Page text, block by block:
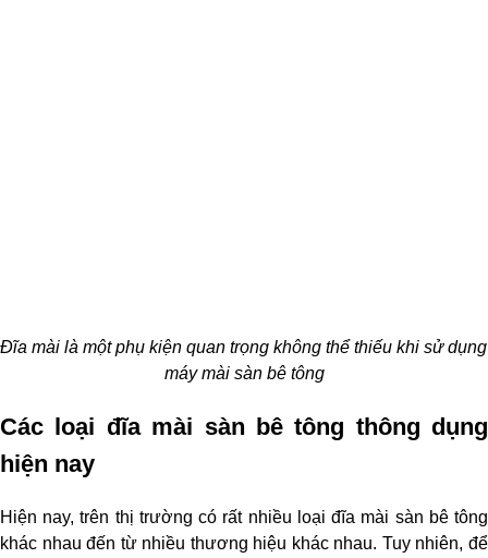
Đĩa mài là một phụ kiện quan trọng không thể thiếu khi sử dụng
máy mài sàn bê tông
Các loại đĩa mài sàn bê tông thông dụng
hiện nay
Hiện nay, trên thị trường có rất nhiều loại đĩa mài sàn bê tông
khác nhau đến từ nhiều thương hiệu khác nhau. Tuy nhiên, để